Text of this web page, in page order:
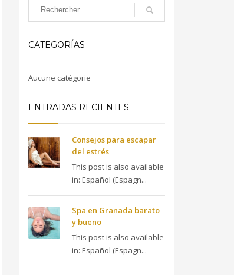
CATEGORÍAS
Aucune catégorie
ENTRADAS RECIENTES
Consejos para escapar
del estrés
This post is also available
in: Español (Espagn...
Spa en Granada barato
y bueno
This post is also available
in: Español (Espagn...